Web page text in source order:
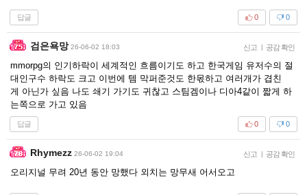
답글 0
0
검은욕망 26-06-02 18:03 신고 | 공감 확인
mmorpg의 인기하락이 세계적인 흐름이기도 하고 한국게임 유저수의 절
대인구수 하락도 크고 이번에 템 막퍼준것도 한몫하고 여러개가 겹친
게 아닌가 싶음 나도 쇄기 가기도 귀찮고 스팀겜이나 디아4같이 짧게 하
는쪽으로 가고 있음
답글 0
0
Rhymezz 26-06-02 19:04 신고 | 공감 확인
오리지널 무려 20년 동안 망했다 외치는 망무새 어서오고